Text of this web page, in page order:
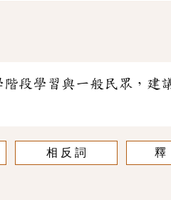
階段學習與一般民眾，建
相 反 詞